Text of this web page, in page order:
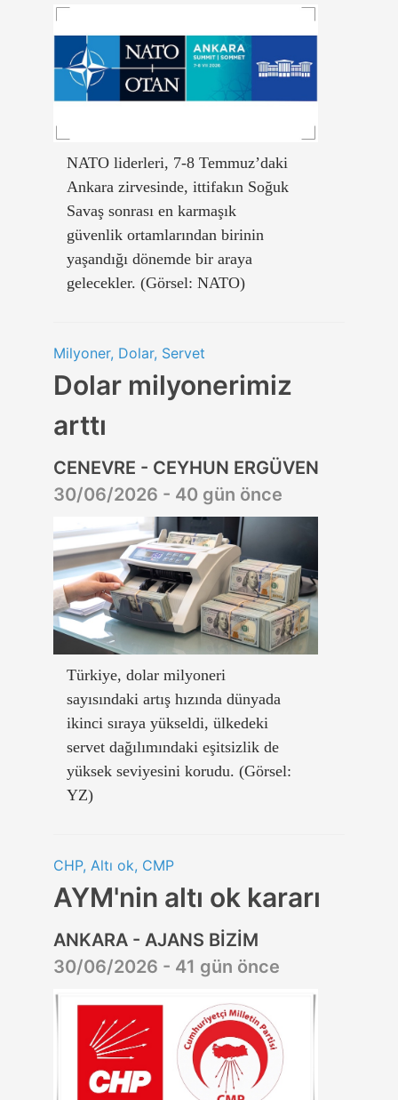
NATO liderleri, 7-8 Temmuz’daki
Ankara zirvesinde, ittifakın Soğuk
Savaş sonrası en karmaşık
güvenlik ortamlarından birinin
yaşandığı dönemde bir araya
gelecekler. (Görsel: NATO)
Milyoner, Dolar, Servet
Dolar milyonerimiz
arttı
CENEVRE - CEYHUN ERGÜVEN
30/06/2026 - 40 gün önce
Türkiye, dolar milyoneri
sayısındaki artış hızında dünyada
ikinci sıraya yükseldi, ülkedeki
servet dağılımındaki eşitsizlik de
yüksek seviyesini korudu. (Görsel:
YZ)
CHP, Altı ok, CMP
AYM'nin altı ok kararı
ANKARA - AJANS BİZİM
30/06/2026 - 41 gün önce